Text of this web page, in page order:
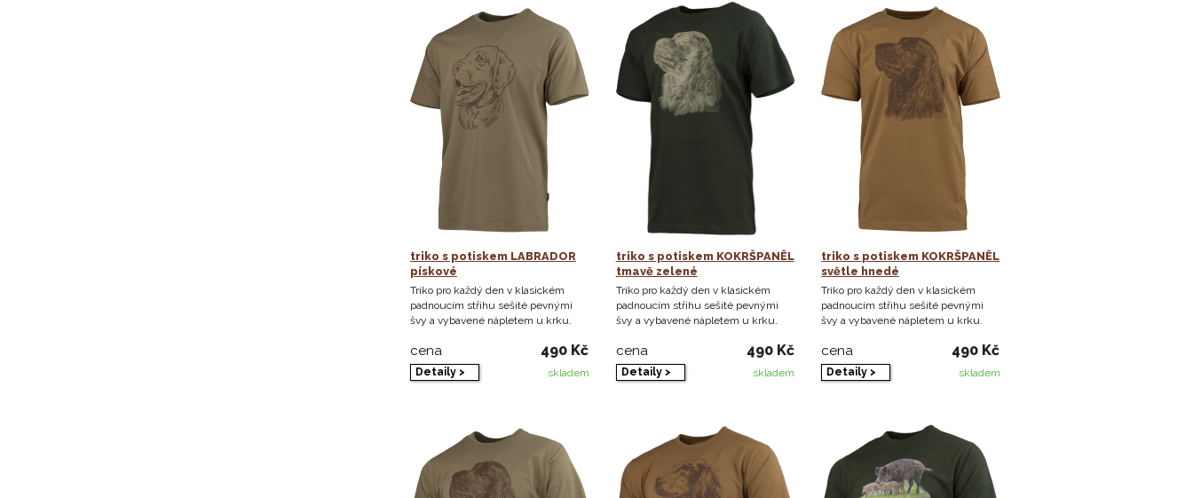
triko s potiskem LABRADOR
pískové
Triko pro každý den v klasickém
padnoucím střihu sešité pevnými
švy a vybavené nápletem u krku.
cena 490 Kč
Detaily > skladem
triko s potiskem KOKRŠPANĚL
tmavě zelené
Triko pro každý den v klasickém
padnoucím střihu sešité pevnými
švy a vybavené nápletem u krku.
cena 490 Kč
Detaily > skladem
triko s potiskem KOKRŠPANĚL
světle hnedé
Triko pro každý den v klasickém
padnoucím střihu sešité pevnými
švy a vybavené nápletem u krku.
cena 490 Kč
Detaily > skladem